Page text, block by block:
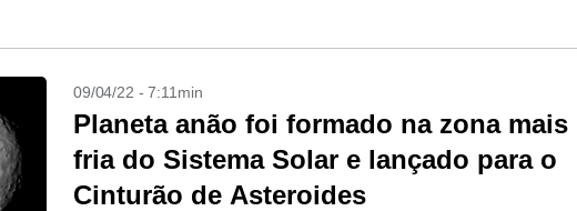
09/04/22 - 7:11min
Planeta anão foi formado na zona mais
fria do Sistema Solar e lançado para o
Cinturão de Asteroides